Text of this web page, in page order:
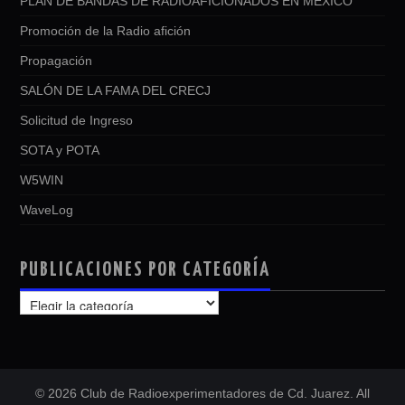
Promoción de la Radio afición
Propagación
SALÓN DE LA FAMA DEL CRECJ
Solicitud de Ingreso
SOTA y POTA
W5WIN
WaveLog
PUBLICACIONES POR CATEGORÍA
PUBLICACIONES
POR
© 2026 Club de Radioexperimentadores de Cd. Juarez. All